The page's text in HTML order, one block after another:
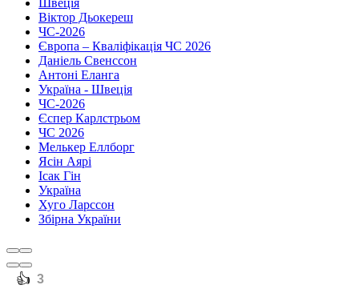
Швеція
Віктор Дьокереш
ЧС-2026
Європа – Кваліфікація ЧС 2026
Даніель Свенссон
Антоні Еланга
Україна - Швеція
ЧС-2026
Єспер Карлстрьом
ЧС 2026
Мелькер Еллборг
Ясін Аярі
Ісак Гін
Україна
Хуго Ларссон
Збірна України
️👍 3